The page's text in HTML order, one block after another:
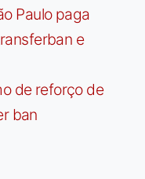
Paulo paga
e
de reforço de
ban